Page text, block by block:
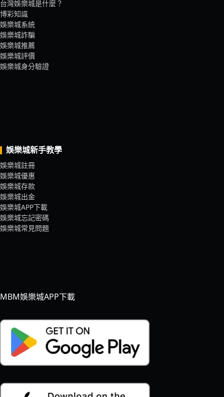
台灣娛樂城是什麼？
博彩知識
娛樂城系統
娛樂城詐騙
娛樂城推薦
娛樂城評價
娛樂城身分驗證
娛樂城新手教學
娛樂城註冊
娛樂城優惠
娛樂城存款
娛樂城出金
娛樂城APP下載
娛樂城忘記密碼
娛樂城常見問題
MBM娛樂城APP下載